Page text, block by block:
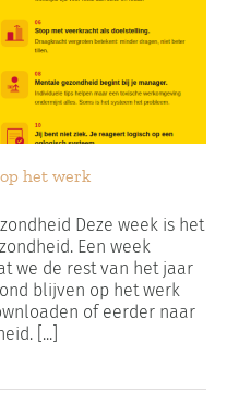
het werk
Deze week is het
Een week
we de rest van het jaar
blijven op het werk
of eerder naar
[...]